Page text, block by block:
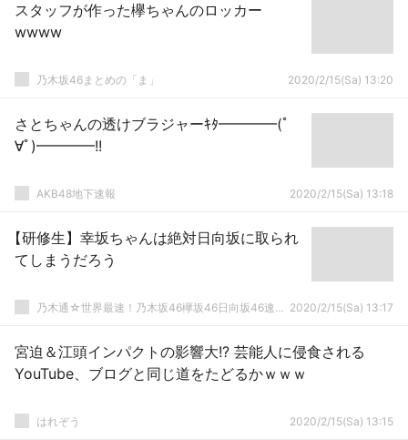
スタッフが作った欅ちゃんのロッカー
wwww
乃木坂46まとめの「ま」 2020/2/15(Sa) 13:20
さとちゃんの透けブラジャーｷﾀ━━━━(ﾟ
∀ﾟ)━━━━!!
AKB48地下速報 2020/2/15(Sa) 13:18
【研修生】幸坂ちゃんは絶対日向坂に取られ
てしまうだろう
乃木通☆世界最速！乃木坂46欅坂46日向坂46速報まとめ 2020/2/15(Sa) 13:17
宮迫＆江頭インパクトの影響大!? 芸能人に侵食される
YouTube、ブログと同じ道をたどるかｗｗｗ
はれぞう 2020/2/15(Sa) 13:15